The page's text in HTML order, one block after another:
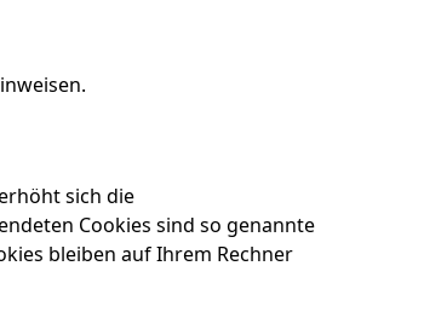
sich die
Cookies sind so genannte
bleiben auf Ihrem Rechner